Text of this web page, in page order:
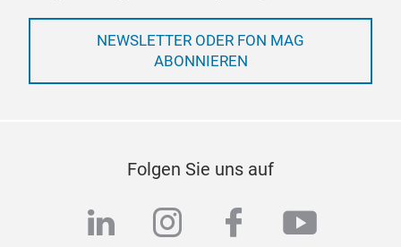
NEWSLETTER ODER FON MAG
ABONNIEREN
Folgen Sie uns auf
linkedininstagram
facebook